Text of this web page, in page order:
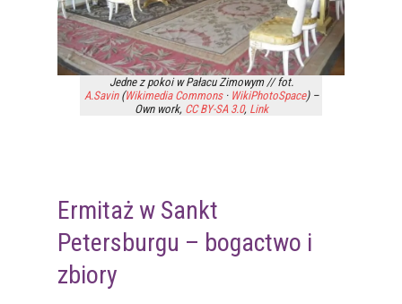
Jedne z pokoi w Pałacu Zimowym // fot.
A.Savin(Wikimedia Commons· WikiPhotoSpace) –
Own work, CC BY-SA 3.0, Link
Ermitaż w Sankt
Petersburgu – bogactwo i
zbiory